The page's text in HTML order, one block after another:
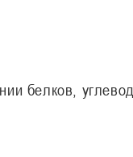
белков,